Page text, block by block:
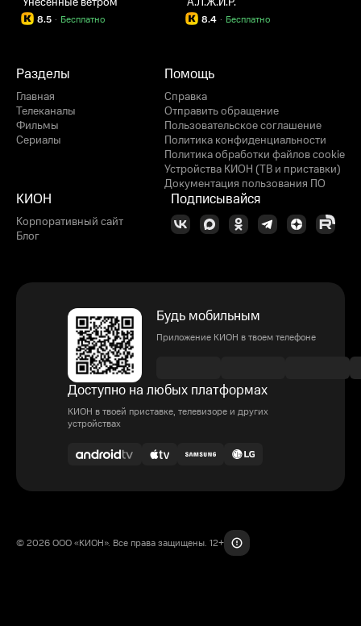
8.5 Бесплатно
· 8.4 Бесплатно
·
Разделы
Главная
Телеканалы
Фильмы
Сериалы
Помощь
Справка
Отправить обращение
Пользовательское соглашение
Политика конфиденциальности
Политика обработки файлов cookie
Устройства КИОН (ТВ и приставки)
Документация пользования ПО
КИОН
Корпоративный сайт
Блог
Подписывайся
Будь мобильным
Приложение КИОН в твоем телефоне
Доступно на любых платформах
КИОН в твоей приставке, телевизоре и других
устройствах
© 2026 ООО «КИОН». Все права защищены. 12+